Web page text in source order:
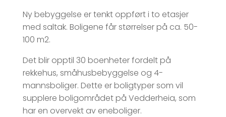
Ny bebyggelse er tenkt oppført i to etasjer
med saltak. Boligene får størrelser på ca. 50-
100 m2.
Det blir opptil 30 boenheter fordelt på
rekkehus, småhusbebyggelse og 4-
mannsboliger. Dette er boligtyper som vil
supplere boligområdet på Vedderheia, som
har en overvekt av eneboliger.